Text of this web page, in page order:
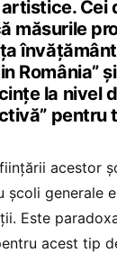
Cei
măsurile
România”
la nivel
pentru
acestor
școli generale
Este
acest tip